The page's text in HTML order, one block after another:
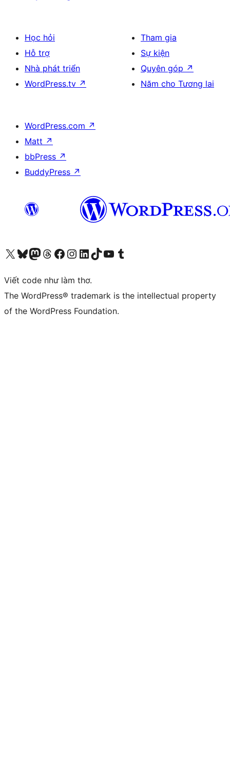
Học hỏi
Hỗ trợ
Nhà phát triển
WordPress.tv ↗
Tham gia
Sự kiện
Quyên góp ↗
Năm cho Tương lai
WordPress.com ↗
Matt ↗
bbPress ↗
BuddyPress ↗
Truy cập tài khoản X (trước đây là Twitter) của chúng tôiVisit our Bluesky account
Visit our Mastodon account
Visit our Threads account
Xem trang Facebook của chúng tôiTruy cập tài khoản Instagram của chúng tôiTruy cập tài khoản LinkedIn của chúng tôiVisit our TikTok account
Truy cập kênh YouTube của chúng tôi Visit our Tumblr account
Viết code như làm thơ.
The WordPress® trademark is the intellectual property
of the WordPress Foundation.